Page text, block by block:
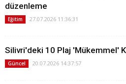
düzenleme
Eğitim 27.07.2026 11:36:31
Silivri'deki 10 Plaj 'Mükemmel'
Güncel 20.07.2026 14:37:57